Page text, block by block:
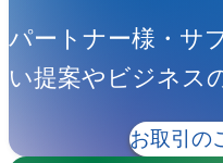
パートナー様・サ
い提案やビジネス
お取引の